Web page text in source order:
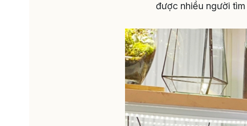
được nhiều người tìm